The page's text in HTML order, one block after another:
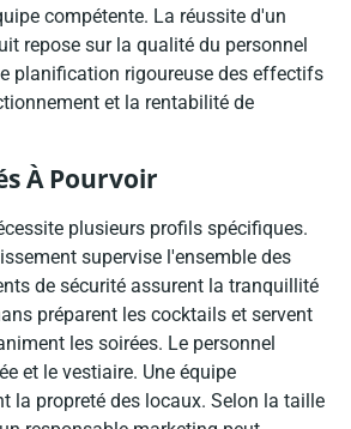
compétente. La réussite d'un
repose sur la qualité du personnel
planification rigoureuse des effectifs
et la rentabilité de
À Pourvoir
plusieurs profils spécifiques.
supervise l'ensemble des
de sécurité assurent la tranquillité
préparent les cocktails et servent
les soirées. Le personnel
et le vestiaire. Une équipe
la propreté des locaux. Selon la taille